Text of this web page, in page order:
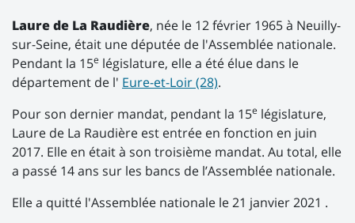
Laure de La Raudière, née le 12 février 1965 à Neuilly-
sur-Seine, était une députée de l'Assemblée nationale.
Pendant la 15e législature, elle a été élue dans le
département de l' Eure-et-Loir (28).
Pour son dernier mandat, pendant la 15e législature,
Laure de La Raudière est entrée en fonction en juin
2017. Elle en était à son troisième mandat. Au total, elle
a passé 14 ans sur les bancs de l’Assemblée nationale.
Elle a quitté l'Assemblée nationale le 21 janvier 2021 .